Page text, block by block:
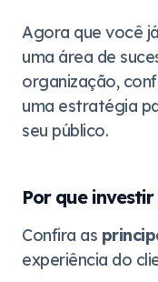
Agora que você
uma área de
organização,
uma estratégia
seu público.
Por que
Confira as
experiência do